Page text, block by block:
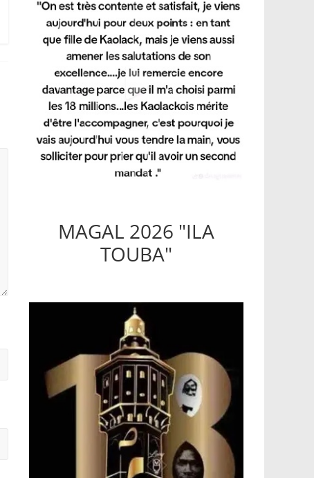
MAGAL 2026 "ILA
TOUBA"